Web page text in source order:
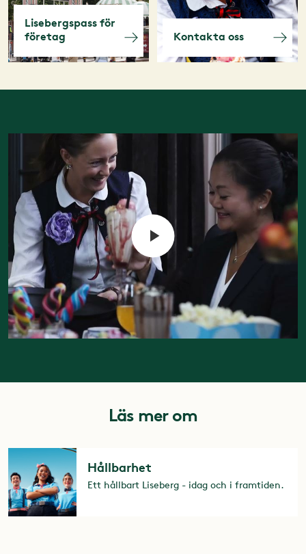
Lisebergspass för
företag
Kontakta oss
Läs mer om
Hållbarhet
Ett hållbart Liseberg - idag och i framtiden.